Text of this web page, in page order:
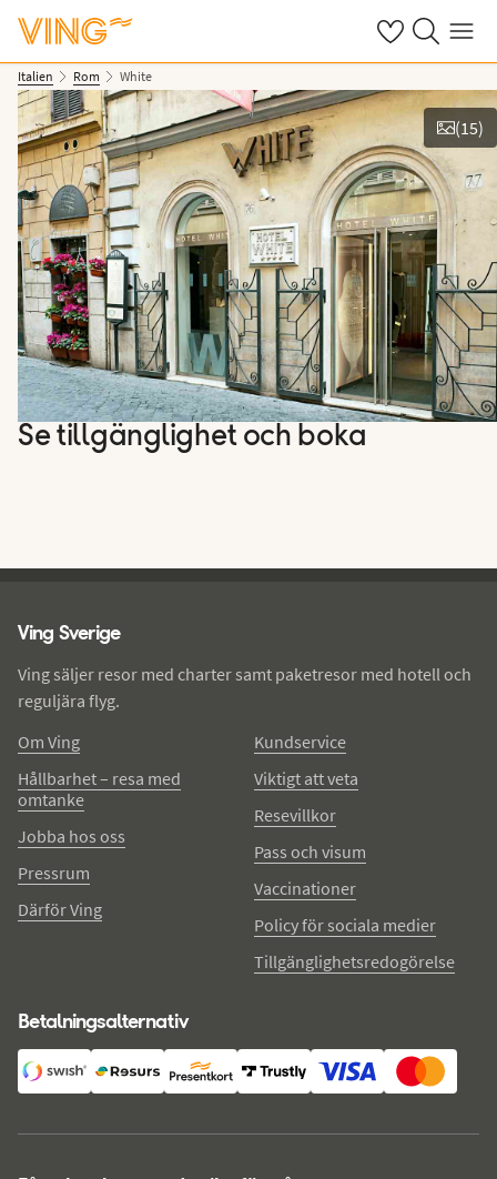
Se dinaSök på ving.se
Meny
Italien Rom White
Se bilder
(15)
Se tillgänglighet och boka
Ving Sverige
Ving säljer resor med charter samt paketresor med hotell och
reguljära flyg.
Om Ving
Hållbarhet – resa med
omtanke
Jobba hos oss
Pressrum
Därför Ving
Kundservice
Viktigt att veta
Resevillkor
Pass och visum
Vaccinationer
Policy för sociala medier
Tillgänglighetsredogörelse
Betalningsalternativ